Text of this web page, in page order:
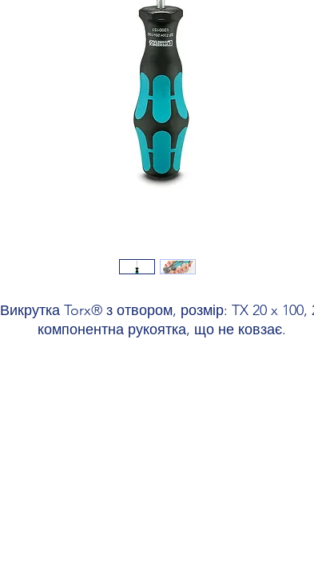
Викрутка Torx® з отвором, розмір: TX 20 x 100,
компонентна рукоятка, що не ковзає.